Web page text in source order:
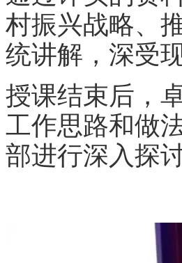
村振兴战略、
统讲解，深受
授课结束后，
工作思路和做
部进行深入探